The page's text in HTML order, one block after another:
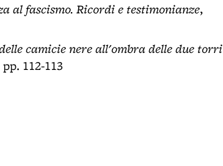
al fascismo. Ricordi e testimonianze,
camicie nere all'ombra delle due torri
112-113